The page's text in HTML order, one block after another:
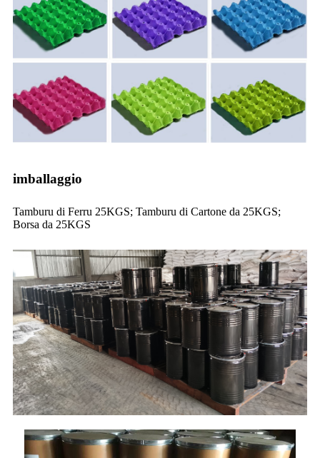
imballaggio
Tamburu di Ferru 25KGS; Tamburu di Cartone da 25KGS;
Borsa da 25KGS